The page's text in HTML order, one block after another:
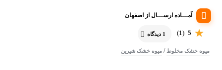
آمـــاده ارســـال از اصفهان
5
(1) 1 دیدگاه
میوه خشک مخلوط / میوه خشک شیرین